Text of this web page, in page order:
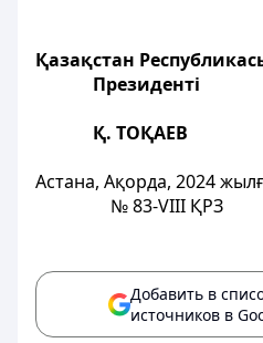
Қазақстан
Президенті
Қ. ТОҚАЕВ
Астана, Ақорда, 2024
№ 83-VIII ҚРЗ
Добавить в
источников в